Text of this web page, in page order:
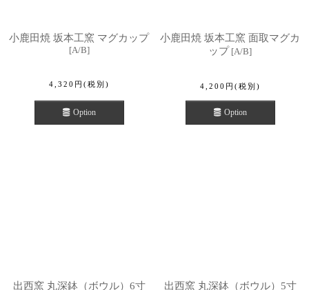
小鹿田焼 坂本工窯 マグカップ
[A/B]
4,320 円 (税別)
Option
小鹿田焼 坂本工窯 面取マグカ
ップ [A/B]
4,200 円 (税別)
Option
出西窯 丸深鉢（ボウル）6寸 出西窯 丸深鉢（ボウル）5寸